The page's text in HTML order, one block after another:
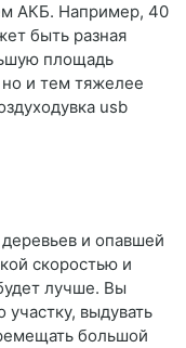
АКБ. Например, 40
быть разная
площадь
и тем тяжелее
usb
и опавшей
скоростью и
лучше. Вы
выдувать
большой